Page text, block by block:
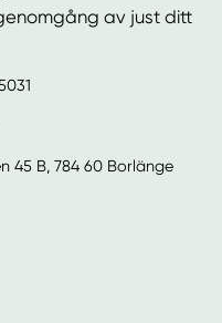
av just ditt
45 B, 784 60 Borlänge